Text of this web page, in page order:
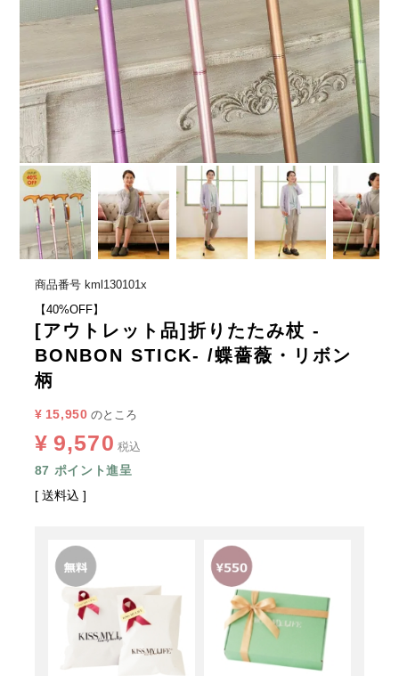
商品番号 kml130101x
【40%OFF】
[アウトレット品]折りたたみ杖 -
BONBON STICK- /蝶薔薇・リボン
柄
¥ 15,950 のところ
¥ 9,570 税込
87 ポイント進呈
送料込